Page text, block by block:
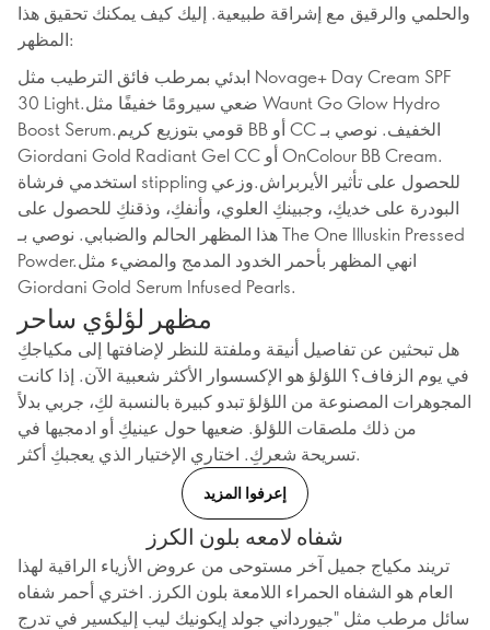
والحلمي والرقيق مع إشراقة طبيعية. إليك كيف يمكنك تحقيق هذا
المظهر:
ابدئي بمرطب فائق الترطيب مثل Novage+ Day Cream SPF
30 Light.ضعي سيرومًا خفيفًا مثل Waunt Go Glow Hydro
Boost Serum.قومي بتوزيع كريم BB أو CC الخفيف. نوصي بـ
Giordani Gold Radiant Gel CC أو OnColour BB Cream.
استخدمي فرشاة stippling للحصول على تأثير الأيربراش.وزعي
البودرة على خديكِ، وجبينكِ العلوي، وأنفكِ، وذقنكِ للحصول على
هذا المظهر الحالم والضبابي. نوصي بـ The One Illuskin Pressed
Powder.انهي المظهر بأحمر الخدود المدمج والمضيء مثل
Giordani Gold Serum Infused Pearls.
مظهر لؤلؤي ساحر
هل تبحثين عن تفاصيل أنيقة وملفتة للنظر لإضافتها إلى مكياجكِ
في يوم الزفاف؟ اللؤلؤ هو الإكسسوار الأكثر شعبية الآن. إذا كانت
المجوهرات المصنوعة من اللؤلؤ تبدو كبيرة بالنسبة لكِ، جربي بدلاً
من ذلك ملصقات اللؤلؤ. ضعيها حول عينيكِ أو ادمجيها في
تسريحة شعركِ. اختاري الإختيار الذي يعجبكِ أكثر.
إعرفوا المزيد
شفاه لامعه بلون الكرز
تريند مكياج جميل آخر مستوحى من عروض الأزياء الراقية لهذا
العام هو الشفاه الحمراء اللامعة بلون الكرز. اختري أحمر شفاه
سائل مرطب مثل "جيورداني جولد إيكونيك ليب إليكسير في تدرج